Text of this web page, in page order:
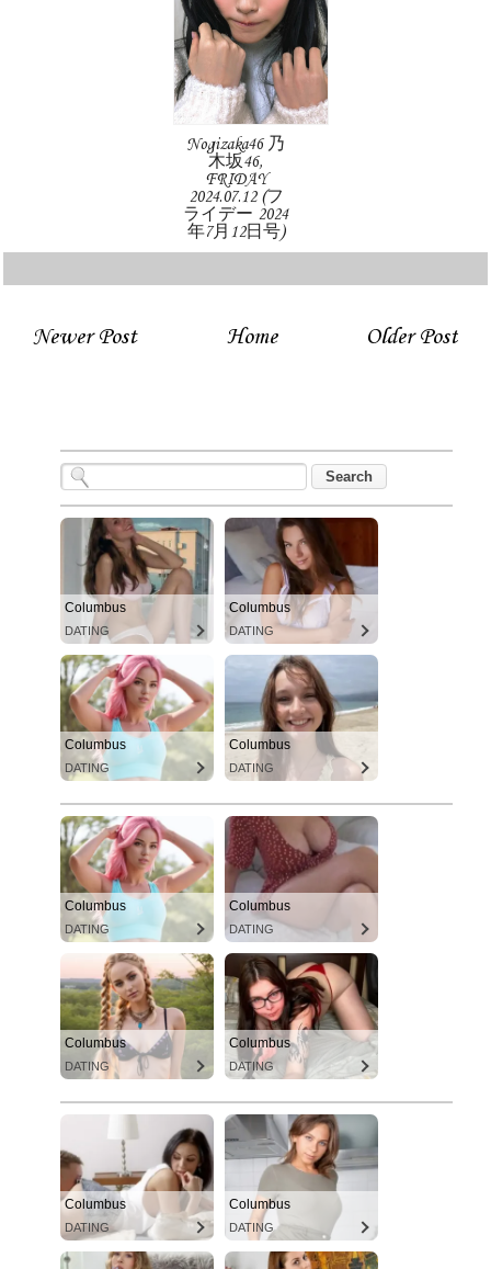
Nogizaka46 乃
木坂46,
FRIDAY
2024.07.12 (フ
ライデー 2024
年7月12日号)
Newer Post Older Post
Home
Columbus
DATING
Columbus
DATING
Columbus
DATING
Columbus
DATING
Columbus
DATING
Columbus
DATING
Columbus
DATING
Columbus
DATING
Columbus
DATING
Columbus
DATING